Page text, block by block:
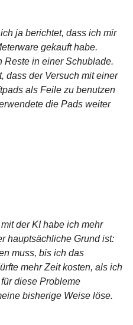
ja berichtet, dass ich mir
gekauft habe.
Reste in einer Schublade.
dass der Versuch mit einer
als Feile zu benutzen
die Pads weiter
der KI habe ich mehr
hauptsächliche Grund ist:
muss, bis ich das
mehr Zeit kosten, als ich
diese Probleme
bisherige Weise löse.